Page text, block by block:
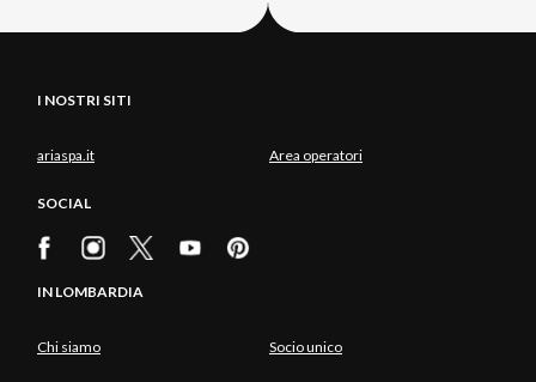
I NOSTRI SITI
ariaspa.it Area operatori
SOCIAL
IN LOMBARDIA
Chi siamo Socio unico